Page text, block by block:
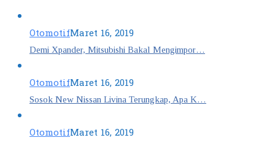
OtomotifMaret 16, 2019
Demi Xpander, Mitsubishi Bakal Mengimpor…
OtomotifMaret 16, 2019
Sosok New Nissan Livina Terungkap, Apa K…
OtomotifMaret 16, 2019